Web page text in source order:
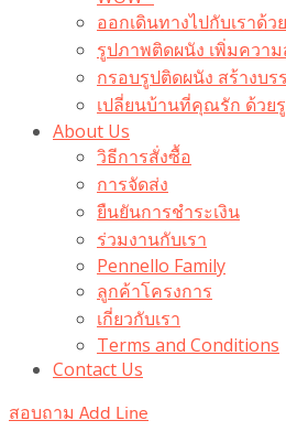
ออกเดินทางไปกับเราด้ว
รูปภาพติดผนัง เพิ่มคว
กรอบรูปติดผนัง สร้างบ
เปลี่ยนบ้านที่คุณรัก ด้วย
About Us
วิธีการสั่งซื้อ
การจัดส่ง
ยืนยันการชำระเงิน
ร่วมงานกับเรา
Pennello Family
ลูกค้าโครงการ
เกี่ยวกับเรา
Terms and Conditions
Contact Us
สอบถาม Add Line